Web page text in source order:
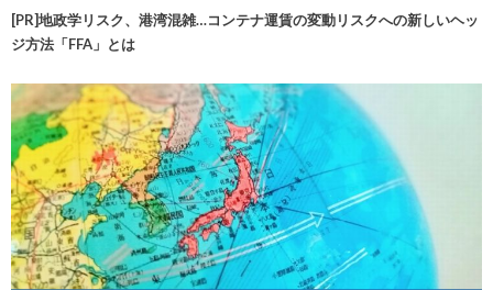
[PR]地政学リスク、港湾混雑…コンテナ運賃の変動リスクへの新しいヘッ
ジ方法「FFA」とは